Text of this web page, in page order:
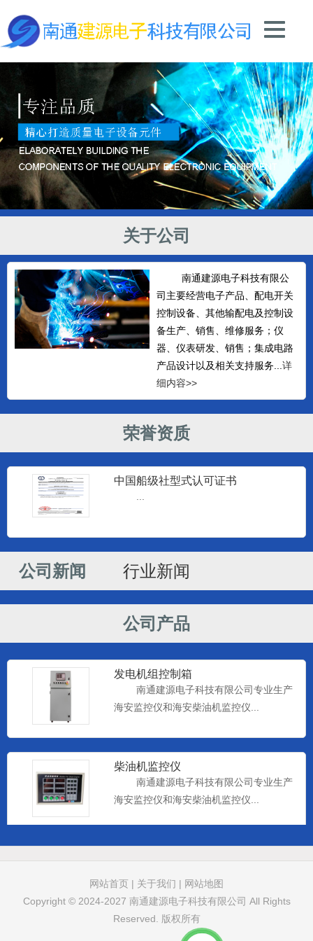
关于公司
南通建源电子科技有限公
司主要经营电子产品、配电开关
控制设备、其他输配电及控制设
备生产、销售、维修服务；仪
器、仪表研发、销售；集成电路
产品设计以及相关支持服务...详
细内容>>
荣誉资质
中国船级社型式认可证书
...
公司新闻 行业新闻
公司产品
监控仪器
南通建源电子科技有限公司专业生产
监控仪器
南通建源电子科技有限公司专业生产
发电机组控制箱
南通建源电子科技有限公司专业生产
海安监控仪和海安柴油机监控仪...
柴油机监控仪
南通建源电子科技有限公司专业生产
海安监控仪和海安柴油机监控仪...
海安监控仪和海安柴油机监控仪...
网站首页 | 关于我们 | 网站地图
Copyright © 2024-2027 南通建源电子科技有限公司 All Rights
Reserved. 版权所有